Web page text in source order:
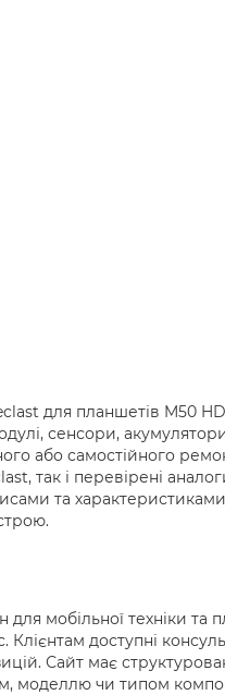
для планшетів M50
сенсори,
або самостійного
так і перевірені
та
мобільної техніки та
доступні
Сайт має
моделлю чи типом